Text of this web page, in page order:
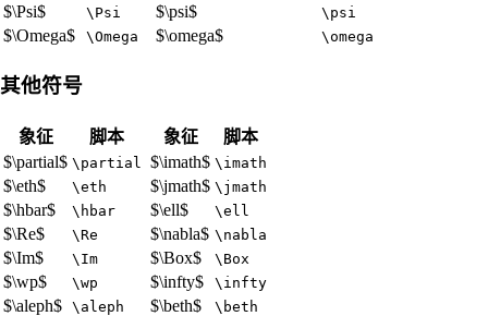
$\Psi$ \Psi $\psi$ \psi
$\Omega$ \Omega $\omega$ \omega
其他符号
象征 脚本 象征
脚本
$\partial$ \partial $\imath$ \imath
$\eth$ \eth $\jmath$ \jmath
$\hbar$ \hbar $\ell$ \ell
$\Re$ \Re $\nabla$ \nabla
$\Im$ \Im $\Box$ \Box
$\wp$ \wp $\infty$ \infty
$\aleph$ \aleph $\beth$ \beth